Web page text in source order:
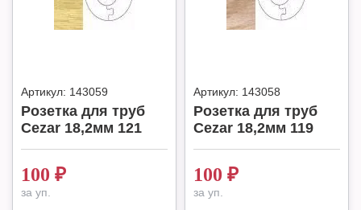
Артикул: 143059
Розетка для труб
Cezar 18,2мм 121
100 ₽
за уп.
Артикул: 143058
Розетка для труб
Cezar 18,2мм 119
100 ₽
за уп.